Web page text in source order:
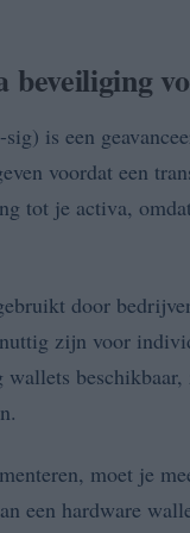
is een
voordat een
tot je activa,
door
zijn voor
moet je
een hardware